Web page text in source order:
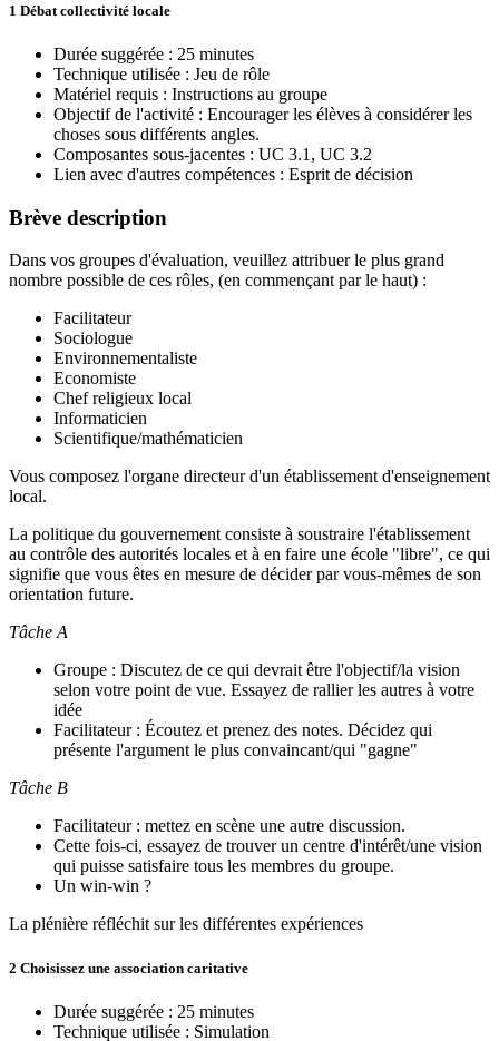
1 Débat collectivité locale
Durée suggérée : 25 minutes
Technique utilisée : Jeu de rôle
Matériel requis : Instructions au groupe
Objectif de l'activité : Encourager les élèves à considérer les
choses sous différents angles.
Composantes sous-jacentes : UC 3.1, UC 3.2
Lien avec d'autres compétences : Esprit de décision
Brève description
Dans vos groupes d'évaluation, veuillez attribuer le plus grand
nombre possible de ces rôles, (en commençant par le haut) :
Facilitateur
Sociologue
Environnementaliste
Economiste
Chef religieux local
Informaticien
Scientifique/mathématicien
Vous composez l'organe directeur d'un établissement d'enseignement
local.
La politique du gouvernement consiste à soustraire l'établissement
au contrôle des autorités locales et à en faire une école "libre", ce qui
signifie que vous êtes en mesure de décider par vous-mêmes de son
orientation future.
Tâche A
Groupe : Discutez de ce qui devrait être l'objectif/la vision
selon votre point de vue. Essayez de rallier les autres à votre
idée
Facilitateur : Écoutez et prenez des notes. Décidez qui
présente l'argument le plus convaincant/qui "gagne"
Tâche B
Facilitateur : mettez en scène une autre discussion.
Cette fois-ci, essayez de trouver un centre d'intérêt/une vision
qui puisse satisfaire tous les membres du groupe.
Un win-win ?
La plénière réfléchit sur les différentes expériences
2 Choisissez une association caritative
Durée suggérée : 25 minutes
Technique utilisée : Simulation